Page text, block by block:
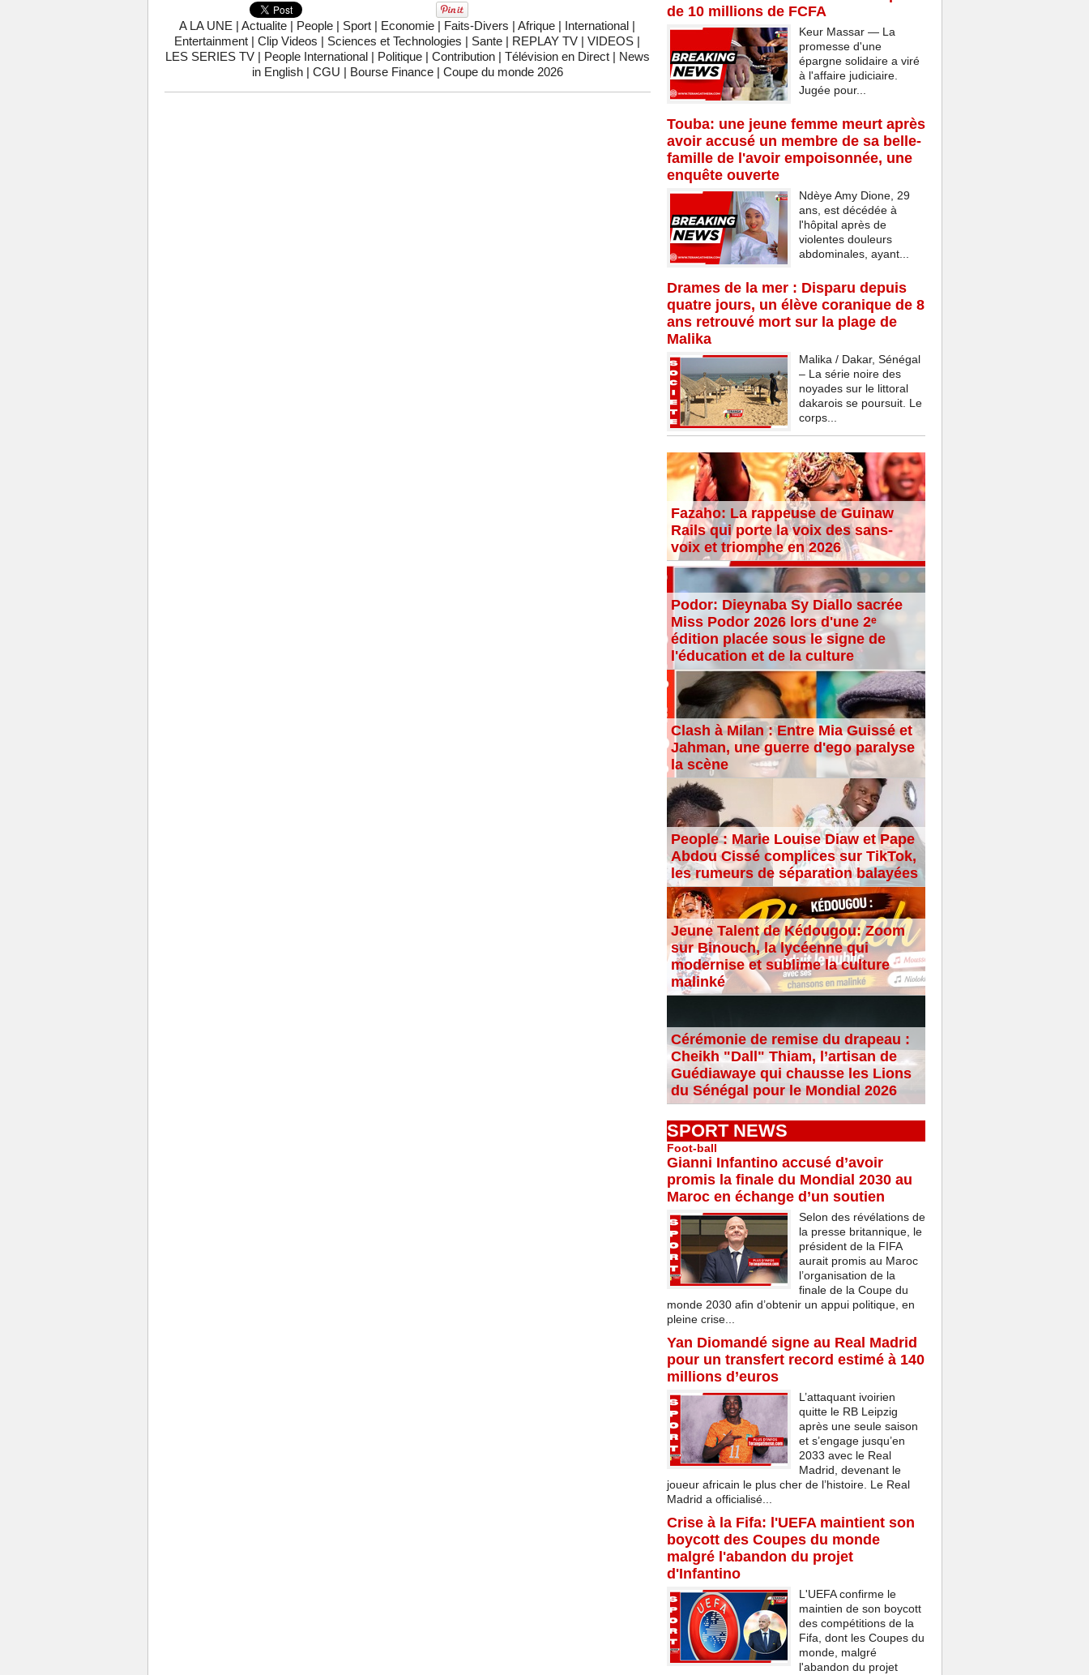
A LA UNE | Actualite | People | Sport | Economie | Faits-Divers | Afrique | International |
Entertainment | Clip Videos | Sciences et Technologies | Sante | REPLAY TV | VIDEOS |
LES SERIES TV | People International | Politique | Contribution | Télévision en Direct | News
in English | CGU | Bourse Finance | Coupe du monde 2026
de 10 millions de FCFA
Keur Massar — La
promesse d'une
épargne solidaire a viré
à l'affaire judiciaire.
Jugée pour...
Touba: une jeune femme meurt après
avoir accusé un membre de sa belle-
famille de l'avoir empoisonnée, une
enquête ouverte
Ndèye Amy Dione, 29
ans, est décédée à
l'hôpital après de
violentes douleurs
abdominales, ayant...
Drames de la mer : Disparu depuis
quatre jours, un élève coranique de 8
ans retrouvé mort sur la plage de
Malika
Malika / Dakar, Sénégal
– La série noire des
noyades sur le littoral
dakarois se poursuit. Le
corps...
Fazaho: La rappeuse de Guinaw
Rails qui porte la voix des sans-
voix et triomphe en 2026
Podor: Dieynaba Sy Diallo sacrée
Miss Podor 2026 lors d'une 2ᵉ
édition placée sous le signe de
l'éducation et de la culture
Clash à Milan : Entre Mia Guissé et
Jahman, une guerre d'ego paralyse
la scène
People : Marie Louise Diaw et Pape
Abdou Cissé complices sur TikTok,
les rumeurs de séparation balayées
Jeune Talent de Kédougou: Zoom
sur Binouch, la lycéenne qui
modernise et sublime la culture
malinké
Cérémonie de remise du drapeau :
Cheikh "Dall" Thiam, l’artisan de
Guédiawaye qui chausse les Lions
du Sénégal pour le Mondial 2026
SPORT NEWS
Foot-ball
Gianni Infantino accusé d’avoir
promis la finale du Mondial 2030 au
Maroc en échange d’un soutien
Selon des révélations de
la presse britannique, le
président de la FIFA
aurait promis au Maroc
l’organisation de la
finale de la Coupe du
monde 2030 afin d’obtenir un appui politique, en
pleine crise...
Yan Diomandé signe au Real Madrid
pour un transfert record estimé à 140
millions d’euros
L’attaquant ivoirien
quitte le RB Leipzig
après une seule saison
et s’engage jusqu’en
2033 avec le Real
Madrid, devenant le
joueur africain le plus cher de l’histoire. Le Real
Madrid a officialisé...
Crise à la Fifa: l'UEFA maintient son
boycott des Coupes du monde
malgré l'abandon du projet
d'Infantino
L'UEFA confirme le
maintien de son boycott
des compétitions de la
Fifa, dont les Coupes du
monde, malgré
l'abandon du projet